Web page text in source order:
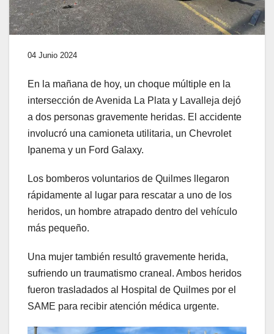
04 Junio 2024
En la mañana de hoy, un choque múltiple en la
intersección de Avenida La Plata y Lavalleja dejó
a dos personas gravemente heridas. El accidente
involucró una camioneta utilitaria, un Chevrolet
Ipanema y un Ford Galaxy.
Los bomberos voluntarios de Quilmes llegaron
rápidamente al lugar para rescatar a uno de los
heridos, un hombre atrapado dentro del vehículo
más pequeño.
Una mujer también resultó gravemente herida,
sufriendo un traumatismo craneal. Ambos heridos
fueron trasladados al Hospital de Quilmes por el
SAME para recibir atención médica urgente.